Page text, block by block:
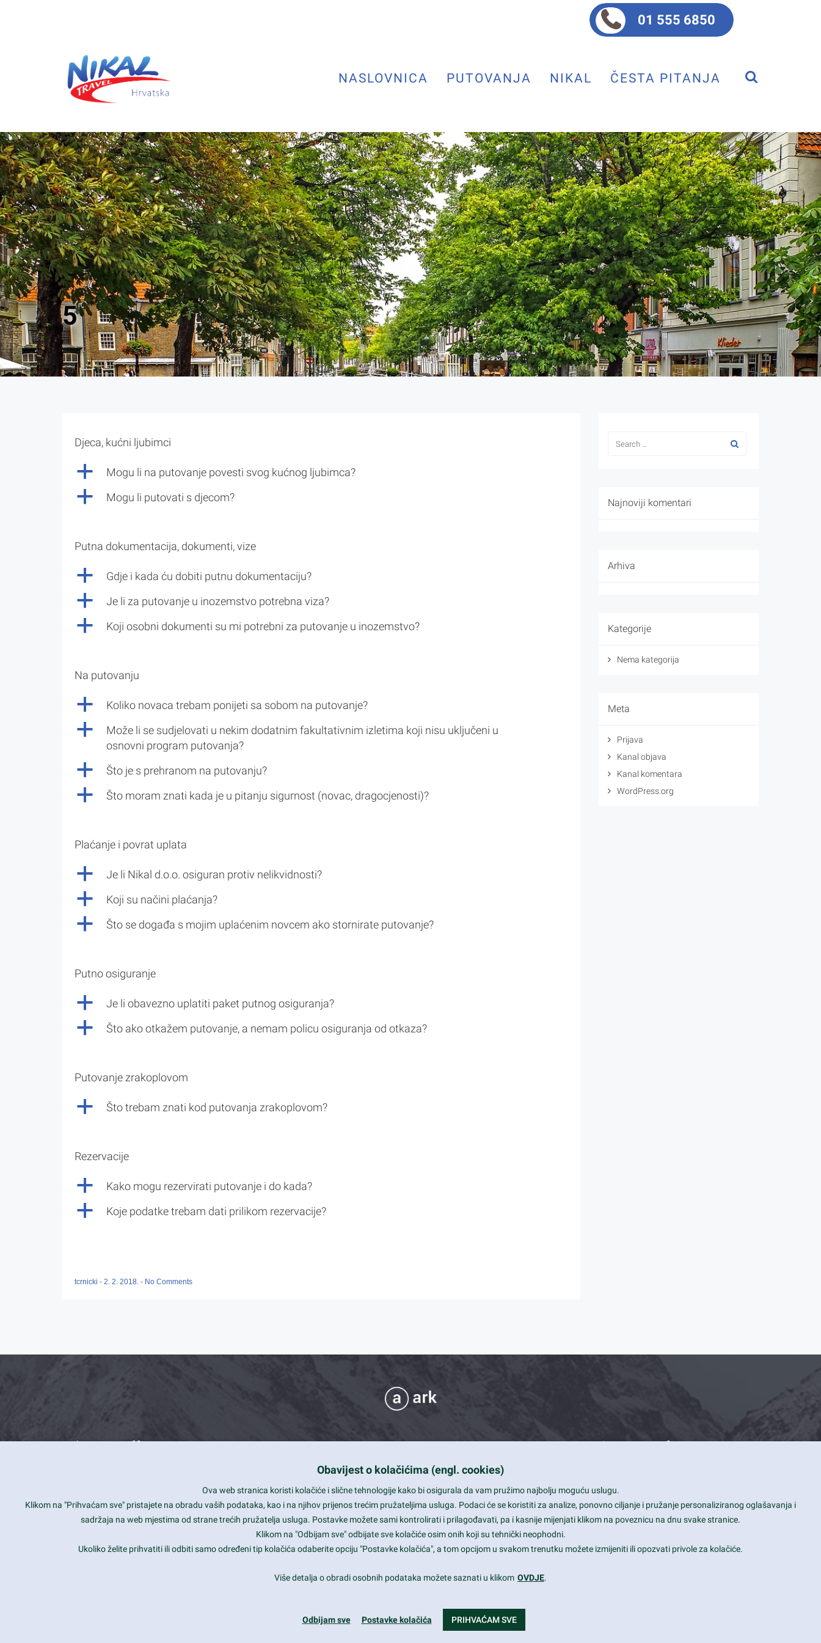
01 555 6850
NASLOVNICA PUTOVANJA NIKAL ČESTA PITANJA
5
Djeca, kućni ljubimci
a Mogu li na putovanje povesti svog kućnog ljubimca?
a Mogu li putovati s djecom?
Putna dokumentacija, dokumenti, vize
a Gdje i kada ću dobiti putnu dokumentaciju?
a Je li za putovanje u inozemstvo potrebna viza?
a Koji osobni dokumenti su mi potrebni za putovanje u inozemstvo?
Na putovanju
a Koliko novaca trebam ponijeti sa sobom na putovanje?
a
Može li se sudjelovati u nekim dodatnim fakultativnim izletima koji nisu uključeni u
osnovni program putovanja?
a Što je s prehranom na putovanju?
a Što moram znati kada je u pitanju sigurnost (novac, dragocjenosti)?
Plaćanje i povrat uplata
a Je li Nikal d.o.o. osiguran protiv nelikvidnosti?
a Koji su načini plaćanja?
a Što se događa s mojim uplaćenim novcem ako stornirate putovanje?
Putno osiguranje
a Je li obavezno uplatiti paket putnog osiguranja?
a Što ako otkažem putovanje, a nemam policu osiguranja od otkaza?
Putovanje zrakoplovom
a Što trebam znati kod putovanja zrakoplovom?
Rezervacije
a Kako mogu rezervirati putovanje i do kada?
a Koje podatke trebam dati prilikom rezervacije?
tcrnicki - 2. 2. 2018. - No Comments
Najnoviji komentari
Arhiva
Kategorije
Nema kategorija
Meta
Prijava
Kanal objava
Kanal komentara
WordPress.org
What we offer
Is your website user friendly?
Ark offers weekly stunning designs.
Why our customers love Ark?
Smart and beautiful design
Unlimited Eelements
Mobile ready
Contact Info
View, CA 94043
+1 650-253-0000
Daily: 9:00 am - 6:00 pm
Obavijest o kolačićima (engl. cookies)
Ova web stranica koristi kolačiće i slične tehnologije kako bi osigurala da vam pružimo najbolju moguću uslugu.
Klikom na "Prihvaćam sve" pristajete na obradu vaših podataka, kao i na njihov prijenos trećim pružateljima usluga. Podaci će se koristiti za analize, ponovno ciljanje i pružanje personaliziranog oglašavanja i
sadržaja na web mjestima od strane trećih pružatelja usluga. Postavke možete sami kontrolirati i prilagođavati, pa i kasnije mijenjati klikom na poveznicu na dnu svake stranice.
Klikom na "Odbijam sve" odbijate sve kolačiće osim onih koji su tehnički neophodni.
Ukoliko želite prihvatiti ili odbiti samo određeni tip kolačića odaberite opciju "Postavke kolačića", a tom opcijom u svakom trenutku možete izmijeniti ili opozvati privole za kolačiće.
Više detalja o obradi osobnih podataka možete saznati u klikom OVDJE.
Odbijam sve Postavke kolačića PRIHVAĆAM SVE